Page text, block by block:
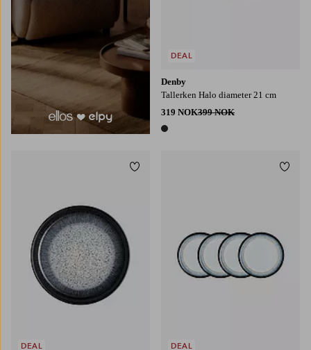
Denby
Tallerken Halo diameter 21 cm
319 NOK399 NOK
1 farge
DEAL
DEAL
Legg til favoritter
DEAL